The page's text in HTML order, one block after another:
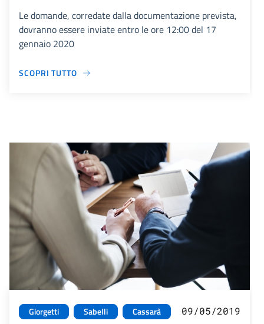
Le domande, corredate dalla documentazione prevista,
dovranno essere inviate entro le ore 12:00 del 17
gennaio 2020
SCOPRI TUTTO
Giorgetti Sabelli Cassarà 09/05/2019